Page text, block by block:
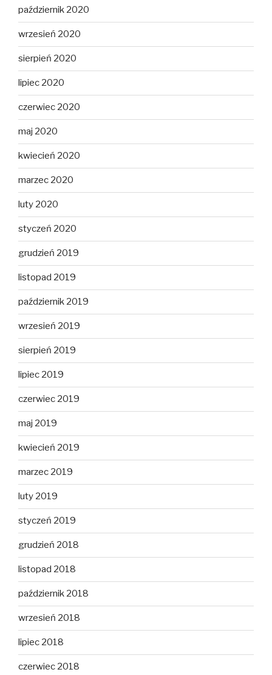
październik 2020
wrzesień 2020
sierpień 2020
lipiec 2020
czerwiec 2020
maj 2020
kwiecień 2020
marzec 2020
luty 2020
styczeń 2020
grudzień 2019
listopad 2019
październik 2019
wrzesień 2019
sierpień 2019
lipiec 2019
czerwiec 2019
maj 2019
kwiecień 2019
marzec 2019
luty 2019
styczeń 2019
grudzień 2018
listopad 2018
październik 2018
wrzesień 2018
lipiec 2018
czerwiec 2018